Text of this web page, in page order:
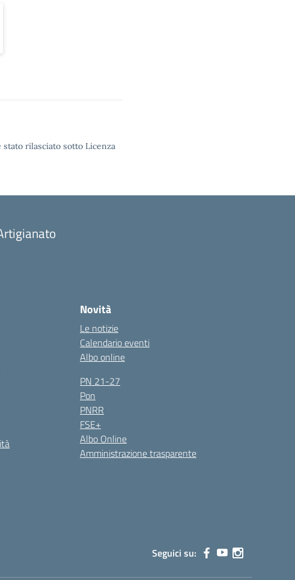
rilasciato sotto Licenza
Novità
Le notizie
Calendario eventi
Albo online
PN 21-27
Pon
PNRR
FSE+
Albo Online
Amministrazione trasparente
Seguici su: